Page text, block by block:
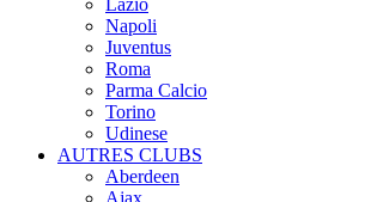
Lazio
Napoli
Juventus
Roma
Parma Calcio
Torino
Udinese
AUTRES CLUBS
Aberdeen
Ajax